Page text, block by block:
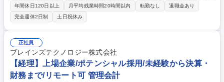
領収書の発行、小口現金管理、在庫・棚卸資産の管理、原価計算補助、固
定資産管理。 ◎決算業務（月次、半期、年次）、財務諸表作成、決算整理
仕訳、勘定科目残高の照合・調整。 ＜ゆくゆくお任せする業務＞◎法人
税・消費税等の申告書作成補助（申告自体は担当税理士に委託）、顧問税
理士との折衝、租税公課。◎予算編成、予実管理、差異分析、コスト分
析、原価計算・製造原価報告書作成。◎資金繰り、銀行等の金融機関対応
（融資・借入交渉、返済計画）、金利・為替管理、債務管理、内部統制・
ガバナンス。 募集職種 【文京区/転居無】経理財務/責任者候補◆医療機器
老舗メーカー/土日祝休
年間休日120日以上 月平均残業時間20時間以内 転勤なし
退職金あり
完全週休2日制
土日祝休み
正社員
ブレインズテクノロジー株式会社
【経理】上場企業/ポテンシャル採用/未経験から決算・
財務まで/リモート可 管理会計